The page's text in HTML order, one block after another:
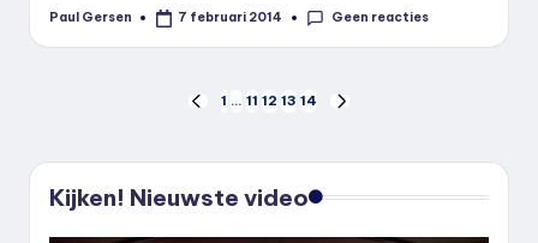
Geplaatst
Paul Gersen 7 februari 2014 Geen reacties
Berichten
paginering
VORIGE
1 … 11 12 13 14
Kijken! Nieuwste video